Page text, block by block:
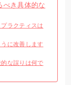
べき具体的な
ラクティスは
に改善します
な誤りは何で